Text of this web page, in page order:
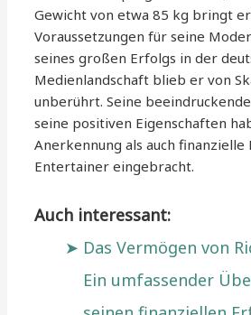
Gewicht von etwa 85 kg bringt
Voraussetzungen für seine
seines großen Erfolgs in der
Medienlandschaft blieb er von
unberührt. Seine
seine positiven Eigenschaften
Anerkennung als auch finanzielle
Entertainer eingebracht.
Auch interessant:
Das Vermögen von
Ein umfassender